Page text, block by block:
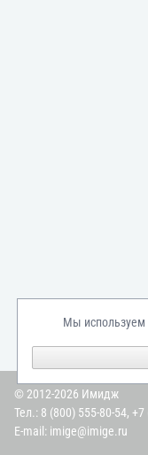
Мы используем
© 2012-2026 Имидж
Тел.: 8 (800) 555-80-54, +7
E-mail: imige@imige.ru